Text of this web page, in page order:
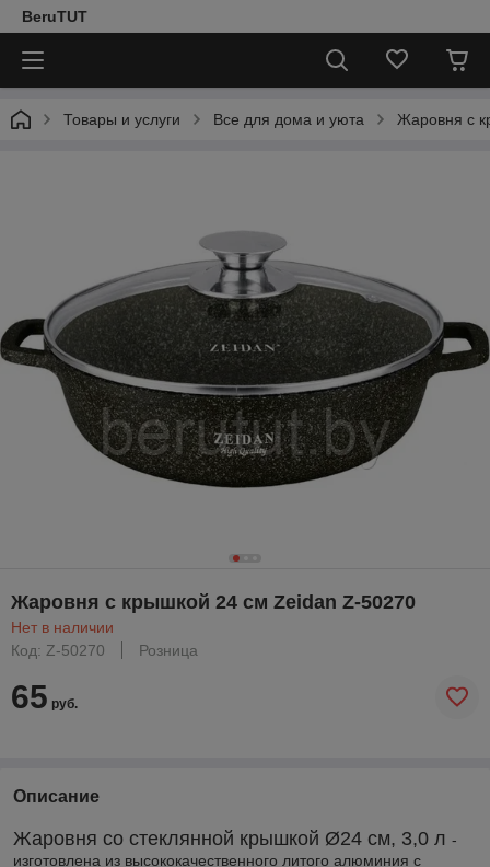
BeruTUT
Товары и услуги Все для дома и уюта Жаровня с
Жаровня с крышкой 24 см Zeidan Z-50270
Нет в наличии
Код: Z-50270
Розница
65 руб.
Описание
Жаровня со стеклянной крышкой Ø24 см, 3,0 л -
изготовлена из высококачественного литого алюминия с